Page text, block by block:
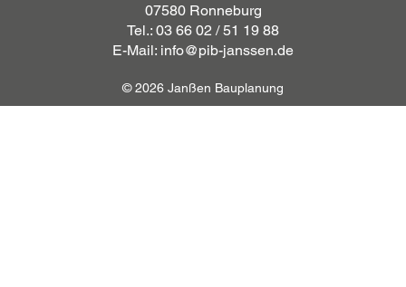
07580 Ronneburg
Tel.: 03 66 02 / 51 19 88
E-Mail: info@pib-janssen.de
© 2026 Janßen Bauplanung